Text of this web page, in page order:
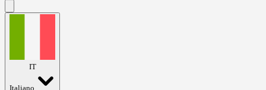
IT
Italiano